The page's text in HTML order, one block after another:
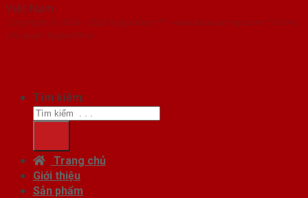
Việt Nam
Copyright ⓒ 2016 – 2026 SaigonDoor™ - www.bancuathep.com | Đơn vị
chủ quản SaigonDoor
Tìm kiếm:
Trang chủ
Giới thiệu
Sản phẩm